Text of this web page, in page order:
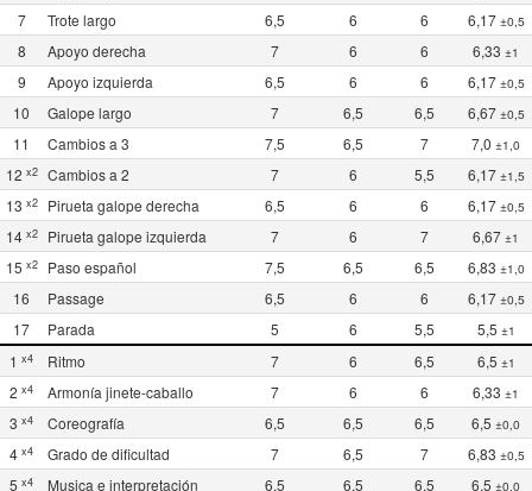
7 Trote largo 6,5 6 6 6,17 ±0,5
8 Apoyo derecha 7 6 6 6,33 ±1
9 Apoyo izquierda 6,5 6 6 6,17 ±0,5
10 Galope largo 7 6,5 6,5 6,67 ±0,5
11 Cambios a 3 7,5 6,5 7 7,0 ±1,0
12 x2 Cambios a 2 7 6 5,5 6,17 ±1,5
13 x2 Pirueta galope derecha 6,5 6 6 6,17 ±0,5
14 x2 Pirueta galope izquierda 7 6 7 6,67 ±1
15 x2 Paso español 7,5 6,5 6,5 6,83 ±1,0
16 Passage 6,5 6 6 6,17 ±0,5
17 Parada 5 6 5,5 5,5 ±1
1 x4 Ritmo 7 6 6,5 6,5 ±1
2 x4 Armonía jinete-caballo 7 6 6 6,33 ±1
3 x4 Coreografía 6,5 6,5 6,5 6,5 ±0,0
4 x4 Grado de dificultad 7 6,5 7 6,83 ±0,5
5 x4 Musica e interpretación 6,5 6,5 6,5 6,5 ±0,0